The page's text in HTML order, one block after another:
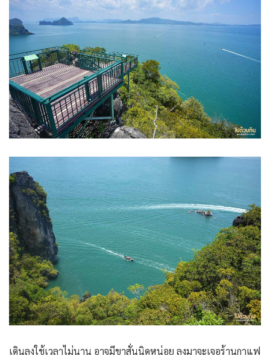
เดินลงใช้เวลาไม่นาน อาจมีขาสั่นนิดหน่อย ลงมาจะเจอร้านกาแฟ